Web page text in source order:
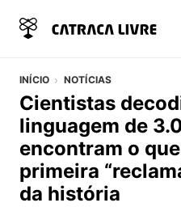
INÍCIO NOTÍCIAS
Cientistas
linguagem de
encontram o
primeira
da história